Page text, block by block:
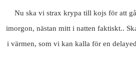
Nu ska vi strax krypa till kojs för att
imorgon, nästan mitt i natten faktiskt..
i värmen, som vi kan kalla för en